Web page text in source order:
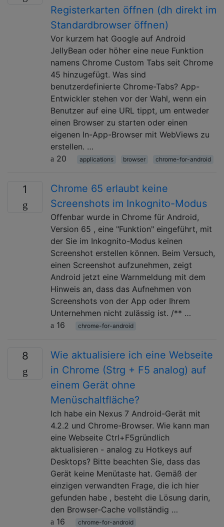
Registerkarten öffnen (dh direkt im
Standardbrowser öffnen)
Vor kurzem hat Google auf Android
JellyBean oder höher eine neue Funktion
namens Chrome Custom Tabs seit Chrome
45 hinzugefügt. Was sind
benutzerdefinierte Chrome-Tabs? App-
Entwickler stehen vor der Wahl, wenn ein
Benutzer auf eine URL tippt, um entweder
einen Browser zu starten oder einen
eigenen In-App-Browser mit WebViews zu
erstellen. …
20
applications browser chrome-for-android
1
Chrome 65 erlaubt keine
Screenshots im Inkognito-Modus
Offenbar wurde in Chrome für Android,
Version 65 , eine "Funktion" eingeführt, mit
der Sie im Inkognito-Modus keinen
Screenshot erstellen können. Beim Versuch,
einen Screenshot aufzunehmen, zeigt
Android jetzt eine Warnmeldung mit dem
Hinweis an, dass das Aufnehmen von
Screenshots von der App oder Ihrem
Unternehmen nicht zulässig ist. /** …
16
chrome-for-android
8
Wie aktualisiere ich eine Webseite
in Chrome (Strg + F5 analog) auf
einem Gerät ohne
Menüschaltfläche?
Ich habe ein Nexus 7 Android-Gerät mit
4.2.2 und Chrome-Browser. Wie kann man
eine Webseite Ctrl+F5gründlich
aktualisieren - analog zu Hotkeys auf
Desktops? Bitte beachten Sie, dass das
Gerät keine Menütaste hat. Gemäß der
einzigen verwandten Frage, die ich hier
gefunden habe , besteht die Lösung darin,
den Browser-Cache vollständig …
16
chrome-for-android